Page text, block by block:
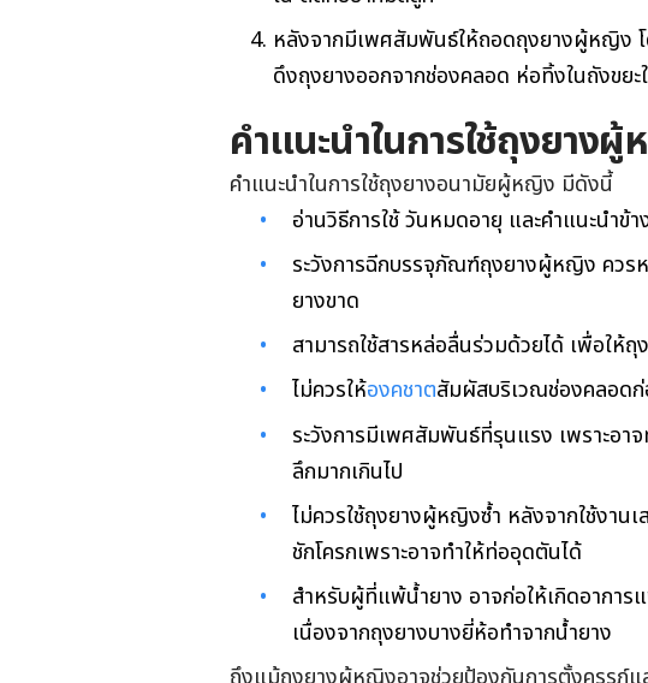
หลังจากมีเพศสัมพันธ์ให้ถอดถุงยางผู้หญิง
ดึงถุงยางออกจากช่องคลอด ห่อทิ้งในถังขยะ
คำแนะนำในการใช้ถุงยาง
คำแนะนำในการใช้ถุงยางอนามัยผู้หญิง มีดังนี้
อ่านวิธีการใช้ วันหมดอายุ และคำแนะนำข้
ระวังการฉีกบรรจุภัณฑ์ถุงยางผู้หญิง ควร
ยางขาด
สามารถใช้สารหล่อลื่นร่วมด้วยได้ เพื่อให้
ไม่ควรให้องคชาตสัมผัสบริเวณช่องคลอดก่
ระวังการมีเพศสัมพันธ์ที่รุนแรง เพราะอา
ลึกมากเกินไป
ไม่ควรใช้ถุงยางผู้หญิงซ้ำ หลังจากใช้งาน
ชักโครกเพราะอาจทำให้ท่ออุดตันได้
สำหรับผู้ที่แพ้น้ำยาง อาจก่อให้เกิดอากา
เนื่องจากถุงยางบางยี่ห้อทำจากน้ำยาง